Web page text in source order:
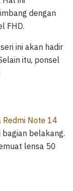
dengan
FHD.
ini akan hadir
itu, ponsel
Redmi Note 14
belakang.
lensa 50